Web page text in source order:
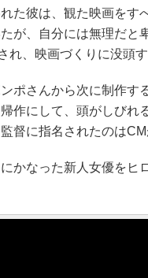
た彼は、観た映画をす
が、自分には無理だと
れ、映画づくりに没頭
ポさんから次に制作す
作にして、頭がしびれ
督に指名されたのはCM
かなった新人女優をヒ